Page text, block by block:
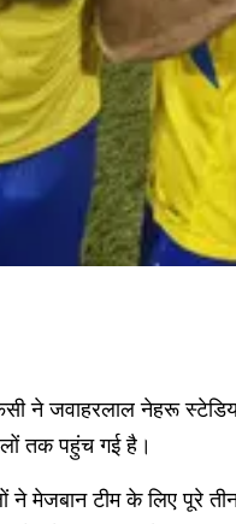
ने जवाहरलाल नेहरू
तक पहुंच गई है।
ने मेजबान टीम के लिए